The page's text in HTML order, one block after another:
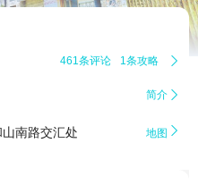
461条评论 1条攻略 
简介 
南路交汇处 地图 